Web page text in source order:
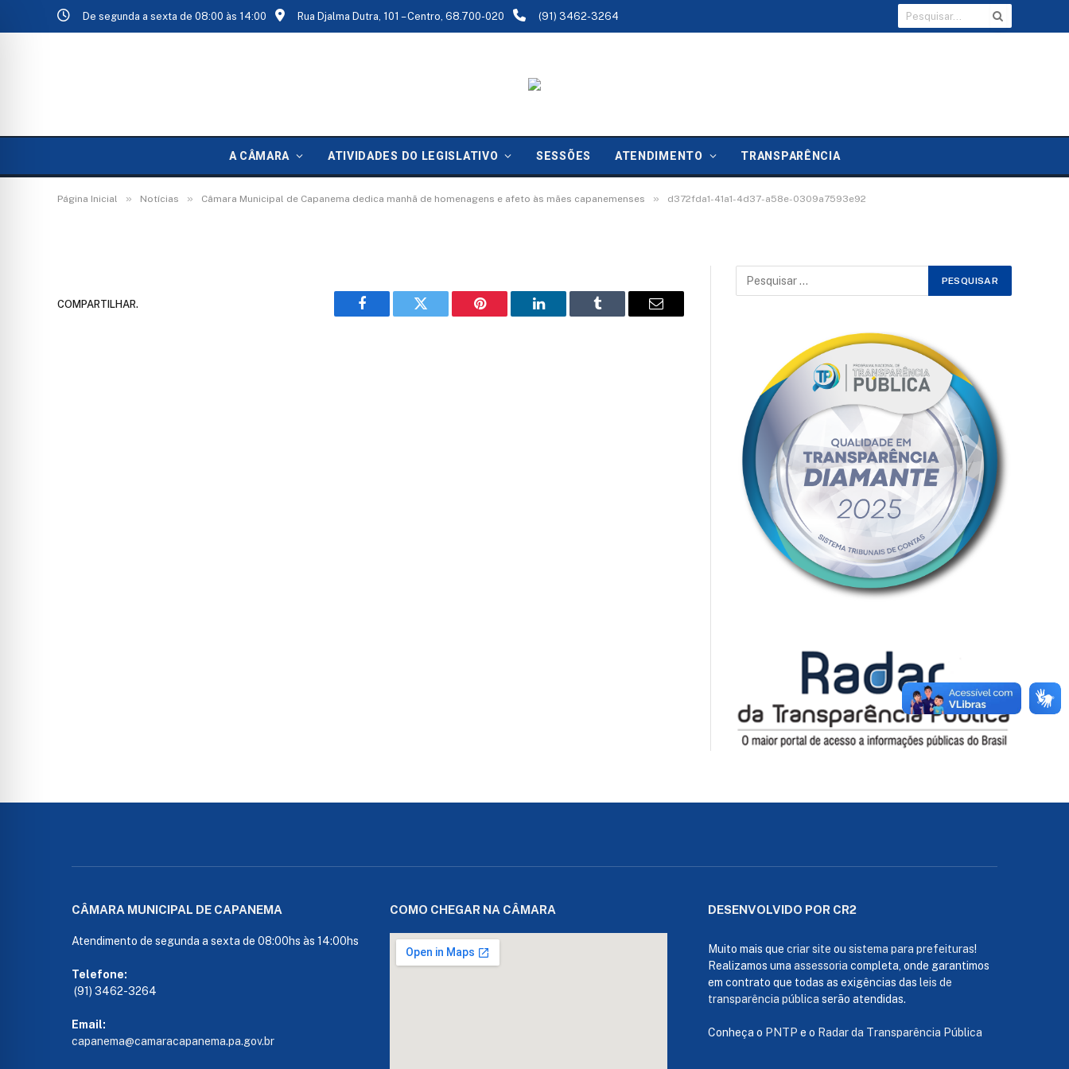
De segunda a sexta de 08:00 às 14:00 Rua Djalma Dutra, 101 – Centro, 68.700-020 (91) 3462-3264
A CÂMARA ATIVIDADES DO LEGISLATIVO SESSÕES ATENDIMENTO TRANSPARÊNCIA
Página Inicial » Notícias » Câmara Municipal de Capanema dedica manhã de homenagens e afeto às mães capanemenses » d372fda1-41a1-4d37-a58e-0309a7593e92
d372fda1-41a1-4d37-a58e-0309a7593e92
De TecnoInfo 10 de maio de 2026
COMPARTILHAR.
Facebook Twitter Pinterest LinkedIn Tumblr Email
CÂMARA MUNICIPAL DE CAPANEMA
Atendimento de segunda a sexta de 08:00hs às 14:00hs
Telefone:
(91) 3462-3264
Email:
capanema@camaracapanema.pa.gov.br
COMO CHEGAR NA CÂMARA DESENVOLVIDO POR CR2
Muito mais que criar site ou sistema para prefeituras!
Realizamos uma assessoria completa, onde garantimos
em contrato que todas as exigências das leis de
transparência pública serão atendidas.
Conheça o PNTP e o Radar da Transparência Pública